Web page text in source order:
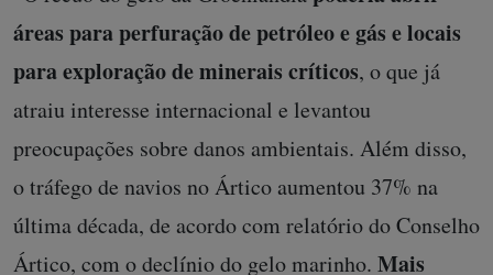
áreas para perfuração de petróleo e gás e locais
para exploração de minerais críticos, o que já
atraiu interesse internacional e levantou
preocupações sobre danos ambientais. Além disso,
o tráfego de navios no Ártico aumentou 37% na
última década, de acordo com relatório do Conselho
Ártico, com o declínio do gelo marinho. Mais